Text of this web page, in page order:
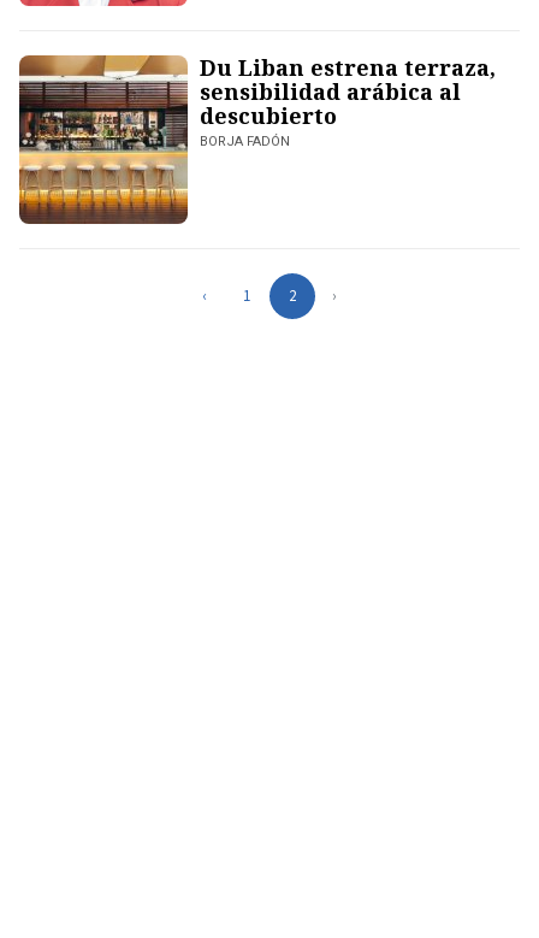
Du Liban estrena terraza,
sensibilidad arábica al
descubierto
BORJA FADÓN
‹ 1 2 ›